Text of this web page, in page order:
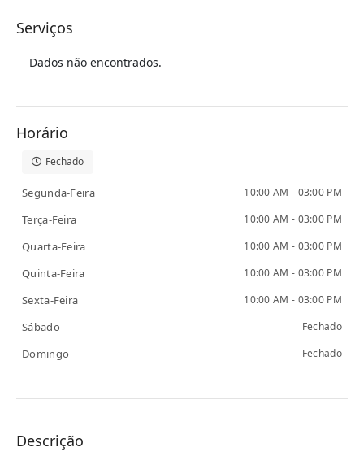
Serviços
Dados não encontrados.
Horário
Fechado
Segunda-Feira 10:00 AM - 03:00 PM
Terça-Feira 10:00 AM - 03:00 PM
Quarta-Feira 10:00 AM - 03:00 PM
Quinta-Feira 10:00 AM - 03:00 PM
Sexta-Feira 10:00 AM - 03:00 PM
Sábado Fechado
Domingo Fechado
Descrição